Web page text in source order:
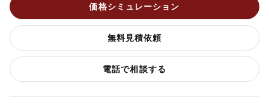
価格シミュレーション
無料見積依頼
電話で相談する